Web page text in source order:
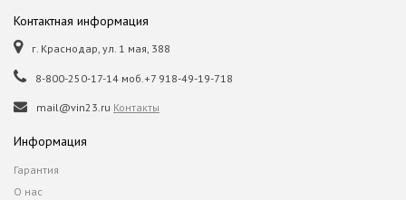
Контактная информация
г. Краснодар, ул. 1 мая, 388
8-800-250-17-14 моб.+7 918-49-19-718
mail@vin23.ru Контакты
Информация
Гарантия
О нас